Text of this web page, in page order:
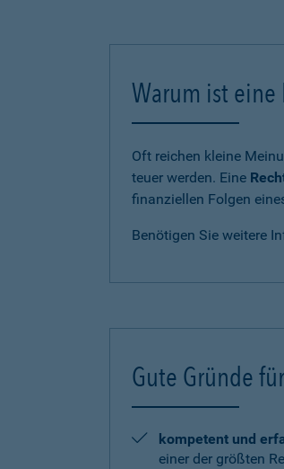
Warum ist eine
Oft reichen kleine
teuer werden. Eine
finanziellen Folgen
Benötigen Sie weitere
Gute Gründe
kompetent und
einer der größten